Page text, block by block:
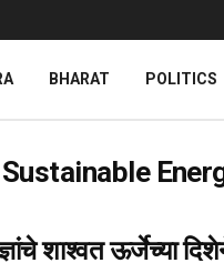
BHARAT POLITICS
शाश्वत ऊर्जेच्या